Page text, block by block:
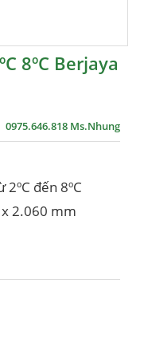
8ºC Berjaya
0975.646.818 Ms.Nhung
đến 8ºC
2.060 mm